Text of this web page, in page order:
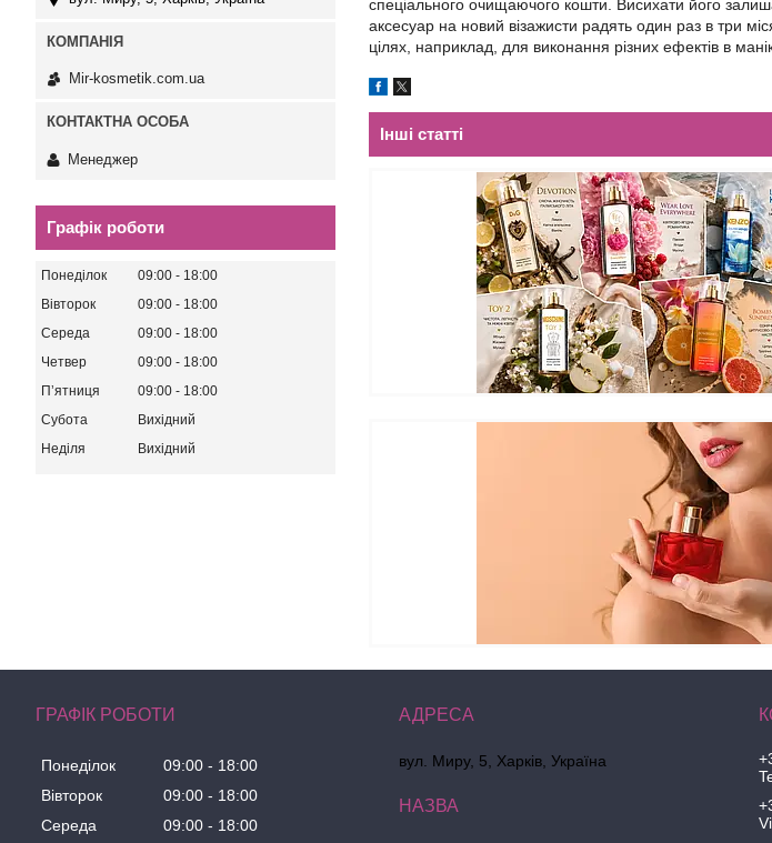
спеціального очищаючого кошти. Висихати його
аксесуар на новий візажисти радять один раз в три
цілях, наприклад, для виконання різних ефектів в
Інші статті
Mir-kosmetik.com.ua
Менеджер
Графік роботи
Понеділок 09:00
18:00
Вівторок
09:00
18:00
Середа
09:00
18:00
Четвер
09:00
18:00
Пʼятниця
09:00
18:00
Субота
Вихідний
Неділя
Вихідний
ГРАФІК РОБОТИ
Понеділок 09:00
18:00
Вівторок
09:00
18:00
Середа
09:00 18:00
вул. Миру, 5, Харків, Україна